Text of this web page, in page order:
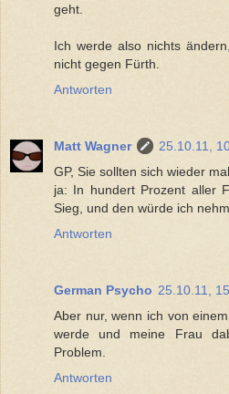
geht.
Ich werde also nichts
nicht gegen Fürth.
Antworten
Matt Wagner
25.10.11,
GP, Sie sollten sich wieder
ja: In hundert Prozent aller
Sieg, und den würde ich
Antworten
German Psycho 25.10.11,
Aber nur, wenn ich von
werde und meine Frau
Problem.
Antworten